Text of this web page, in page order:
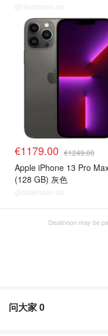
@dealmoon.de
€1179.00 €1249.00
Apple iPhone 13 Pro
(128 GB) 灰色
@dealmoon.de
Dealmoon may be
问大家0